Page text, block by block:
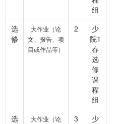
组
选
修
大作业（论
文、报告、项
目或作品等）
2
少
院1
春
选
修
课
程
组
选
大作业（论
3
少